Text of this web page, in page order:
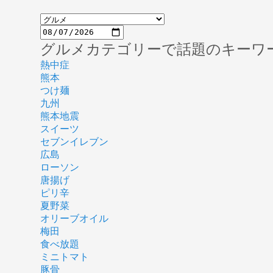
グルメカテゴリーで話題のキーワ
熱中症
熊本
つけ麺
九州
熊本地震
スイーツ
セブンイレブン
広島
ローソン
唐揚げ
ピリ辛
夏野菜
オリーブオイル
梅田
食べ放題
ミニトマト
豚骨